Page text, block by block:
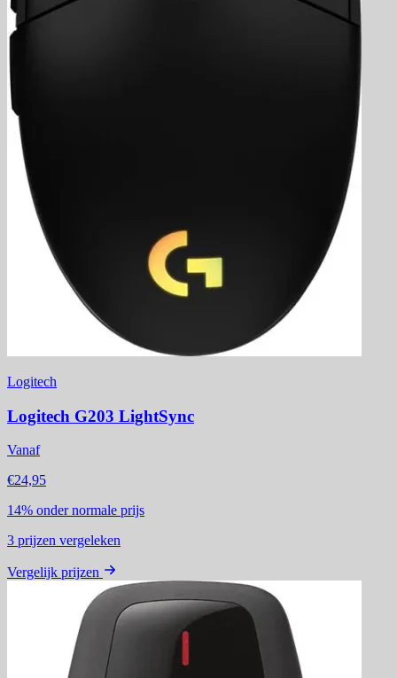
Logitech
Logitech G203 LightSync
Vanaf
€24,95
14% onder normale prijs
3 prijzen vergeleken
Vergelijk prijzen